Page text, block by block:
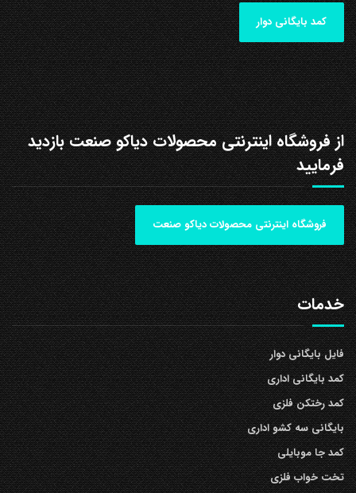
کمد بایگانی دوار
از فروشگاه اینترنتی محصولات دیاکو صنعت بازدید
فرمایید
فروشگاه اینترنتی محصولات دیاکو صنعت
خدمات
فایل بایگانی دوار
کمد بایگانی اداری
کمد رختکن فلزی
بایگانی سه کشو اداری
کمد جا موبایلی
تخت خواب فلزی